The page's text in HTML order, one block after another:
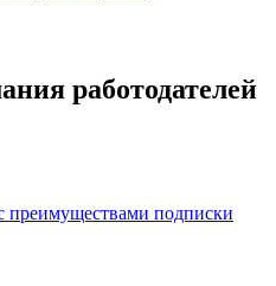
работодателей
преимуществами подписки